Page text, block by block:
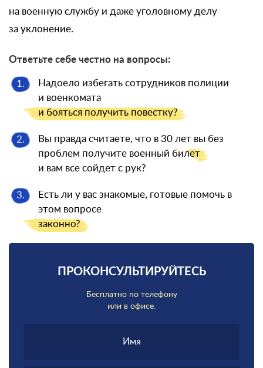
на военную службу и даже уголовному делу
за уклонение.
Ответьте себе честно на вопросы:
1.
Надоело избегать сотрудников полиции
и военкомата
и бояться получить повестку?
2.
Вы правда считаете, что в 30 лет вы без
проблем получите военный билет
и вам все сойдет с рук?
3.
Есть ли у вас знакомые, готовые помочь в
этом вопросе
законно?
ПРОКОНСУЛЬТИРУЙТЕСЬ
Бесплатно по телефону
или в офисе.